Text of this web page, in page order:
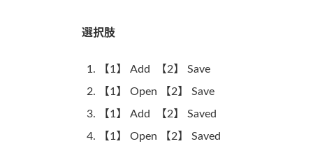
選択肢
【1】 Add 【2】 Save
【1】 Open 【2】 Save
【1】 Add 【2】 Saved
【1】 Open 【2】 Saved